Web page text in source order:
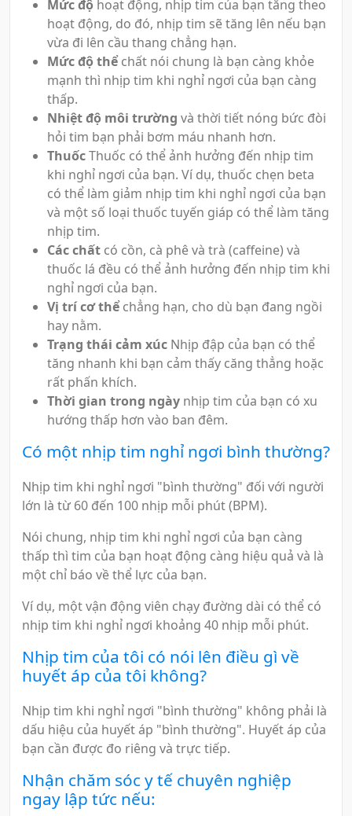
Mức độ hoạt động, nhịp tim của bạn tăng theo
hoạt động, do đó, nhịp tim sẽ tăng lên nếu bạn
vừa đi lên cầu thang chẳng hạn.
Mức độ thểchất nói chung là bạn càng khỏe
mạnh thì nhịp tim khi nghỉ ngơi của bạn càng
thấp.
Nhiệt độ môi trường và thời tiết nóng bức đòi
hỏi tim bạn phải bơm máu nhanh hơn.
ThuốcThuốc có thể ảnh hưởng đến nhịp tim
khi nghỉ ngơi của bạn. Ví dụ, thuốc chẹn beta
có thể làm giảm nhịp tim khi nghỉ ngơi của bạn
và một số loại thuốc tuyến giáp có thể làm tăng
nhịp tim.
Các chất có cồn, cà phê và trà (caffeine) và
thuốc lá đều có thể ảnh hưởng đến nhịp tim khi
nghỉ ngơi của bạn.
Vị trí cơ thểchẳng hạn, cho dù bạn đang ngồi
hay nằm.
Trạng thái cảm xúc Nhịp đập của bạn có thể
tăng nhanh khi bạn cảm thấy căng thẳng hoặc
rất phấn khích.
Thời gian trong ngày nhịp tim của bạn có xu
hướng thấp hơn vào ban đêm.
Có một nhịp tim nghỉ ngơi bình thường?
Nhịp tim khi nghỉ ngơi "bình thường" đối với người
lớn là từ 60 đến 100 nhịp mỗi phút (BPM).
Nói chung, nhịp tim khi nghỉ ngơi của bạn càng
thấp thì tim của bạn hoạt động càng hiệu quả và là
một chỉ báo về thể lực của bạn.
Ví dụ, một vận động viên chạy đường dài có thể có
nhịp tim khi nghỉ ngơi khoảng 40 nhịp mỗi phút.
Nhịp tim của tôi có nói lên điều gì về
huyết áp của tôi không?
Nhịp tim khi nghỉ ngơi "bình thường" không phải là
dấu hiệu của huyết áp "bình thường". Huyết áp của
bạn cần được đo riêng và trực tiếp.
Nhận chăm sóc y tế chuyên nghiệp
ngay lập tức nếu: